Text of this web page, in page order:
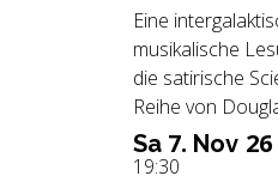
Sa 7. Nov 26
19:30
Eine
musikalische
die satirische
Reihe von